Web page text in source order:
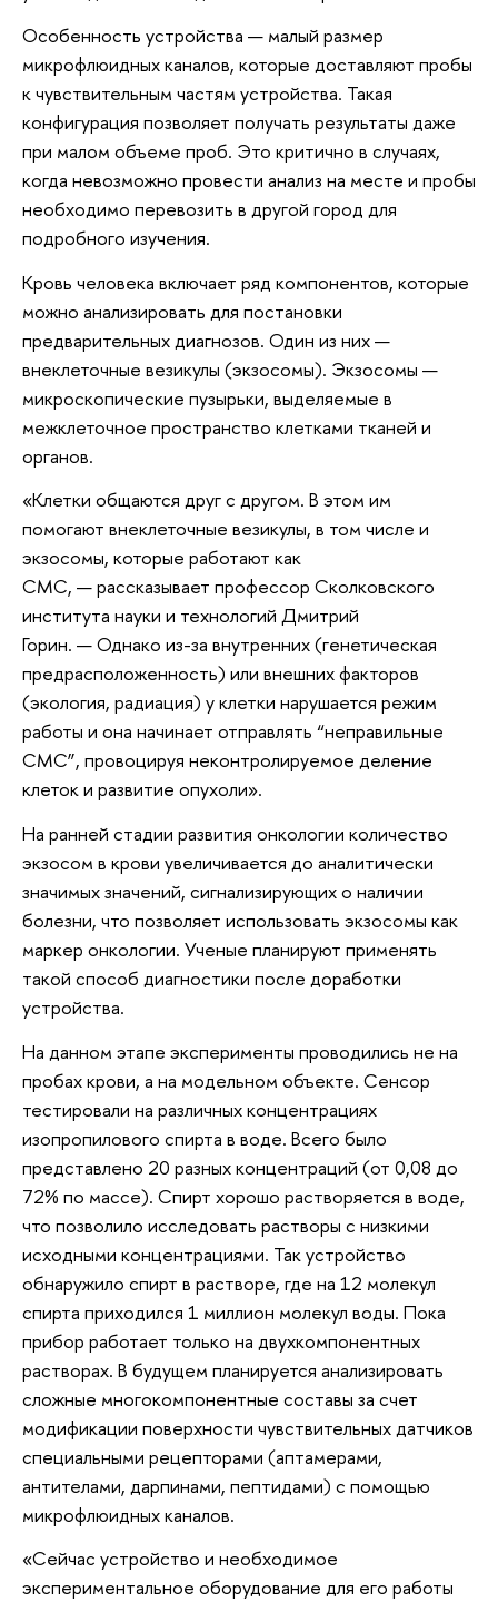
Особенность устройства — малый размер
микрофлюидных каналов, которые доставляют пробы
к чувствительным частям устройства. Такая
конфигурация позволяет получать результаты даже
при малом объеме проб. Это критично в случаях,
когда невозможно провести анализ на месте и пробы
необходимо перевозить в другой город для
подробного изучения.
Кровь человека включает ряд компонентов, которые
можно анализировать для постановки
предварительных диагнозов. Один из них —
внеклеточные везикулы (экзосомы). Экзосомы —
микроскопические пузырьки, выделяемые в
межклеточное пространство клетками тканей и
органов.
«Клетки общаются друг с другом. В этом им
помогают внеклеточные везикулы, в том числе и
экзосомы, которые работают как
СМС, — рассказывает профессор Сколковского
института науки и технологий Дмитрий
Горин. — Однако из-за внутренних (генетическая
предрасположенность) или внешних факторов
(экология, радиация) у клетки нарушается режим
работы и она начинает отправлять “неправильные
СМС”, провоцируя неконтролируемое деление
клеток и развитие опухоли».
На ранней стадии развития онкологии количество
экзосом в крови увеличивается до аналитически
значимых значений, сигнализирующих о наличии
болезни, что позволяет использовать экзосомы как
маркер онкологии. Ученые планируют применять
такой способ диагностики после доработки
устройства.
На данном этапе эксперименты проводились не на
пробах крови, а на модельном объекте. Сенсор
тестировали на различных концентрациях
изопропилового спирта в воде. Всего было
представлено 20 разных концентраций (от 0,08 до
72% по массе). Спирт хорошо растворяется в воде,
что позволило исследовать растворы с низкими
исходными концентрациями. Так устройство
обнаружило спирт в растворе, где на 12 молекул
спирта приходился 1 миллион молекул воды. Пока
прибор работает только на двухкомпонентных
растворах. В будущем планируется анализировать
сложные многокомпонентные составы за счет
модификации поверхности чувствительных датчиков
специальными рецепторами (аптамерами,
антителами, дарпинами, пептидами) с помощью
микрофлюидных каналов.
«Сейчас устройство и необходимое
экспериментальное оборудование для его работы